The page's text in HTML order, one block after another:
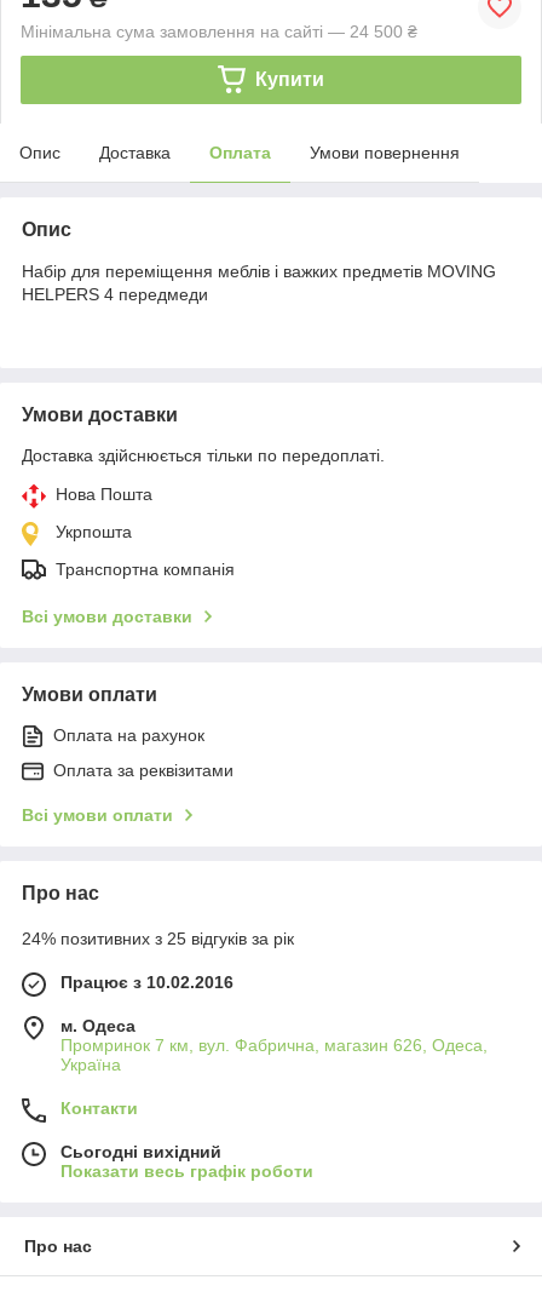
Мінімальна сума замовлення на сайті — 24 500 ₴
Купити
Опис Доставка Оплата Умови повернення
Опис
Набір для переміщення меблів і важких предметів MOVING
HELPERS 4 передмеди
Умови доставки
Доставка здійснюється тільки по передоплаті.
Нова Пошта
Укрпошта
Транспортна компанія
Всі умови доставки
Умови оплати
Оплата на рахунок
Оплата за реквізитами
Всі умови оплати
Про нас
24% позитивних з 25 відгуків за рік
Працює з 10.02.2016
м. Одеса
Промринок 7 км, вул. Фабрична, магазин 626, Одеса,
Україна
Контакти
Сьогодні вихідний
Показати весь графік роботи
Про нас